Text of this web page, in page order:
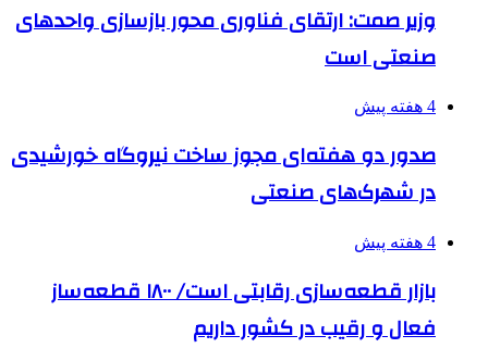
وزیر صمت: ارتقای فناوری محور بازسازی واحدهای
صنعتی است
4 هفته پیش
صدور دو هفته‌ای مجوز ساخت نیروگاه خورشیدی
در شهرک‌های صنعتی
4 هفته پیش
بازار قطعه‌سازی رقابتی است/ ۱۸۰۰ قطعه‌ساز
فعال و رقیب در کشور داریم